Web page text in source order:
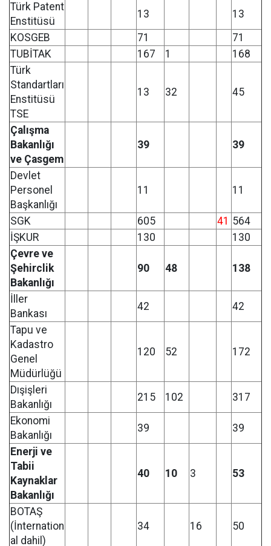
Türk Patent
Enstitüsü
13
13
KOSGEB
71
71
TUBİTAK
167 1
168
Türk
Standartları
Enstitüsü
TSE
13 32 45
Çalışma
Bakanlığı
ve Çasgem
39 39
Devlet
Personel
Başkanlığı
11 11
SGK 605 41 564
İŞKUR
130
130
Çevre ve
Şehirclik
Bakanlığı
90 48 138
İller
Bankası
42
42
Tapu ve
Kadastro
Genel
Müdürlüğü
120 52 172
Dışişleri
Bakanlığı
215 102
317
Ekonomi
Bakanlığı
39
39
Enerji ve
Tabii
Kaynaklar
Bakanlığı
40 10 3 53
BOTAŞ
(İnternation
al dahil)
34 16 50